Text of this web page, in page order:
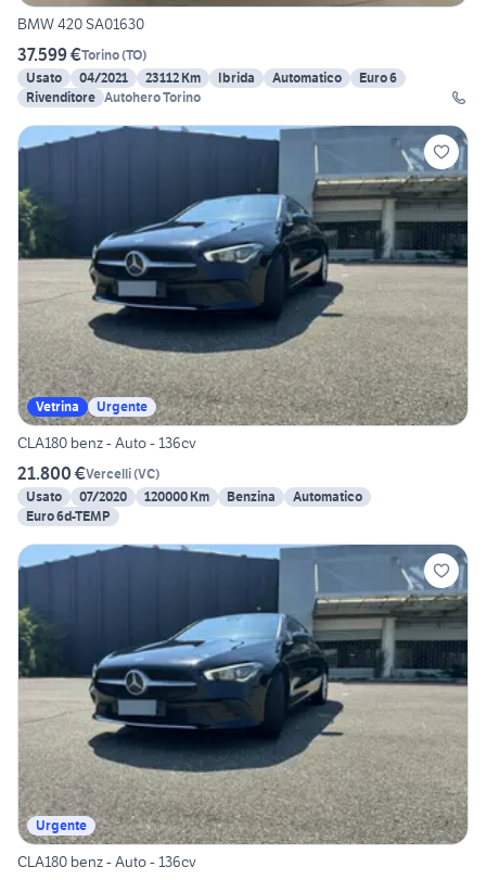
BMW 420 SA01630
37.599 €Torino(TO)
Usato
04/2021 23112 Km Ibrida Automatico
Euro 6
Rivenditore Autohero Torino
Vetrina Urgente
CLA180 benz - Auto - 136cv
21.800 €Vercelli(VC)
Usato
07/2020 120000 Km Benzina
Automatico
Euro 6d-TEMP
Urgente
CLA180 benz - Auto - 136cv